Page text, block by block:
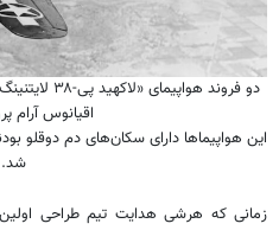
دو فروند
اقیانوس آرام
این هواپیماها دارای سکان‌های دم دوقلو
شد.
زمانی که هرشی هدایت تیم طراحی